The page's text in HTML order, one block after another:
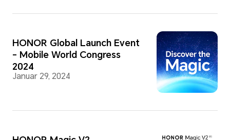
HONOR Global Launch Event
- Mobile World Congress
2024
Januar 29, 2024